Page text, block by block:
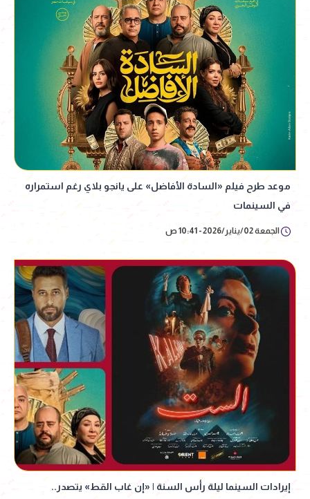
موعد طرح فيلم «السادة الأفاضل» على يانجو بلاي رغم استمراره
في السينمات
الجمعة 02/يناير/2026 - 10:41 ص
إيرادات السينما ليلة رأس السنة | «إن غاب القط» يتصدر..